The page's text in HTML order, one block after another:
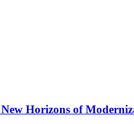
Horizons of